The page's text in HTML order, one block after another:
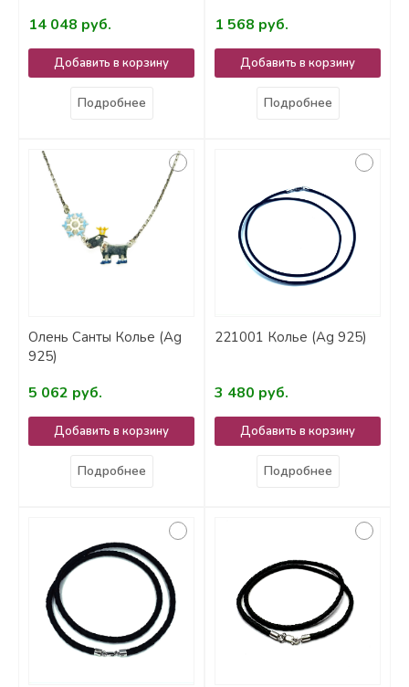
14 048 руб.
Добавить в корзину
Подробнее
1 568 руб.
Добавить в корзину
Подробнее
Олень Санты Колье (Ag
925)
5 062 руб.
Добавить в корзину
Подробнее
221001 Колье (Ag 925)
3 480 руб.
Добавить в корзину
Подробнее